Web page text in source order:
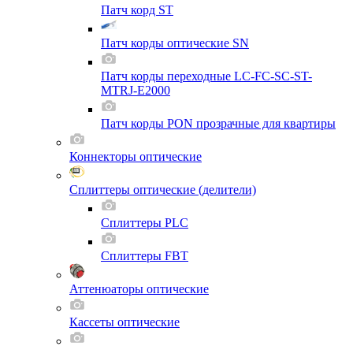
Патч корд ST
Патч корды оптические SN
Патч корды переходные LC-FC-SC-ST-
MTRJ-E2000
Патч корды PON прозрачные для квартиры
Коннекторы оптические
Сплиттеры оптические (делители)
Сплиттеры PLC
Сплиттеры FBT
Аттенюаторы оптические
Кассеты оптические